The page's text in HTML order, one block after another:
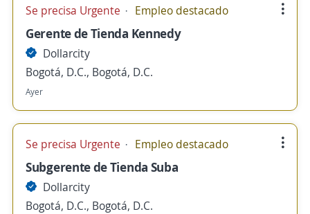
Se precisa Urgente Empleo destacado
Gerente de Tienda Kennedy
Dollarcity
Bogotá, D.C., Bogotá, D.C.
Ayer
Se precisa Urgente Empleo destacado
Subgerente de Tienda Suba
Dollarcity
Bogotá, D.C., Bogotá, D.C.